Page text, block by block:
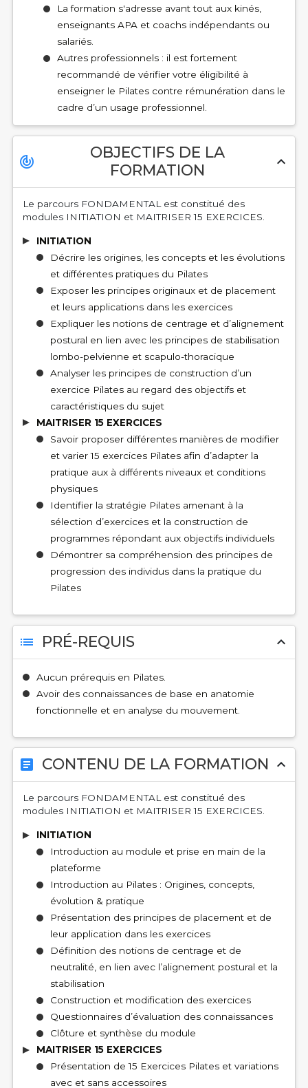
La formation s'adresse avant tout aux kinés,
enseignants APA et coachs indépendants ou
salariés.
Autres professionnels : il est fortement
recommandé de vérifier votre éligibilité à
enseigner le Pilates contre rémunération dans le
cadre d’un usage professionnel.
track_changes
OBJECTIFS DE LA
FORMATION
expand_less
Le parcours FONDAMENTAL est constitué des
modules INITIATION et MAITRISER 15 EXERCICES.
INITIATION
Décrire les origines, les concepts et les évolutions
et différentes pratiques du Pilates
Exposer les principes originaux et de placement
et leurs applications dans les exercices
Expliquer les notions de centrage et d’alignement
postural en lien avec les principes de stabilisation
lombo-pelvienne et scapulo-thoracique
Analyser les principes de construction d’un
exercice Pilates au regard des objectifs et
caractéristiques du sujet
MAITRISER 15 EXERCICES
Savoir proposer différentes manières de modifier
et varier 15 exercices Pilates afin d’adapter la
pratique aux à différents niveaux et conditions
physiques
Identifier la stratégie Pilates amenant à la
sélection d’exercices et la construction de
programmes répondant aux objectifs individuels
Démontrer sa compréhension des principes de
progression des individus dans la pratique du
Pilates
list PRÉ-REQUIS expand_less
Aucun prérequis en Pilates.
Avoir des connaissances de base en anatomie
fonctionnelle et en analyse du mouvement.
article CONTENU DE LA FORMATION expand_less
Le parcours FONDAMENTAL est constitué des
modules INITIATION et MAITRISER 15 EXERCICES.
INITIATION
Introduction au module et prise en main de la
plateforme
Introduction au Pilates : Origines, concepts,
évolution & pratique
Présentation des principes de placement et de
leur application dans les exercices
Définition des notions de centrage et de
neutralité, en lien avec l’alignement postural et la
stabilisation
Construction et modification des exercices
Questionnaires d’évaluation des connaissances
Clôture et synthèse du module
MAITRISER 15 EXERCICES
Présentation de 15 Exercices Pilates et variations
avec et sans accessoires